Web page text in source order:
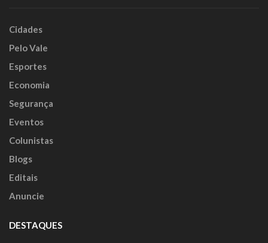
Cidades
Pelo Vale
Esportes
Economia
Segurança
Eventos
Colunistas
Blogs
Editais
Anuncie
DESTAQUES